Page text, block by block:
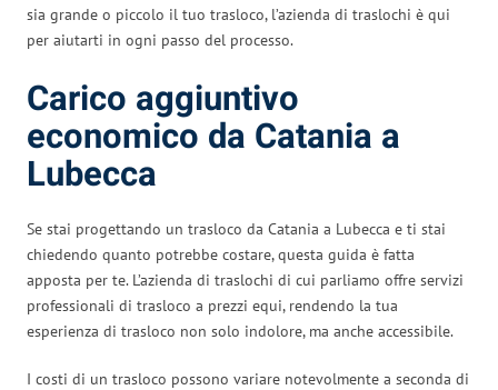
sia grande o piccolo il tuo trasloco, l’azienda di traslochi è qui
per aiutarti in ogni passo del processo.
Carico aggiuntivo
economico da Catania a
Lubecca
Se stai progettando un trasloco da Catania a Lubecca e ti stai
chiedendo quanto potrebbe costare, questa guida è fatta
apposta per te. L’azienda di traslochi di cui parliamo offre servizi
professionali di trasloco a prezzi equi, rendendo la tua
esperienza di trasloco non solo indolore, ma anche accessibile.
I costi di un trasloco possono variare notevolmente a seconda di